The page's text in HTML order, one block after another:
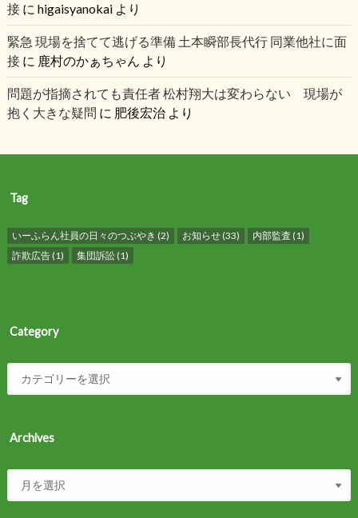
接に higaisyanokaiより
緊急 現場を捨てて逃げる準備 土本瞬部長代行 同業他社に面
接に 鹿村のかぁちゃん より
問題が指摘されても責任者 松村翔大は変わらない 現場が
抱く大きな疑問 に 肥後宏治より
Tag
いーふらん社員の日々のつぶやき (2) お知らせ(33) 内部監査 (1)
詐欺広告(1) 集団訴訟(1)
Category
Archives